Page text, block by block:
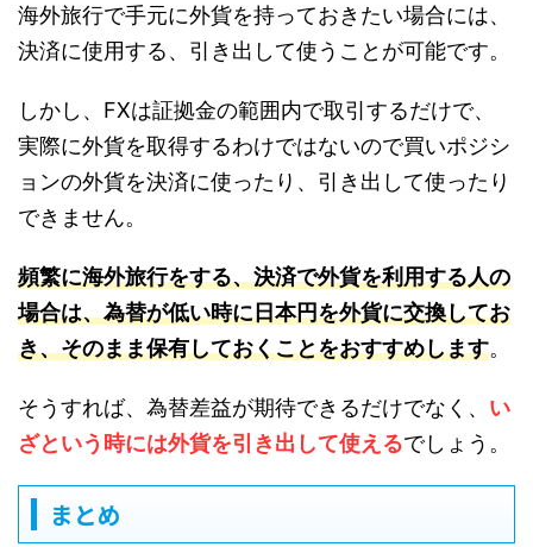
海外旅行で手元に外貨を持っておきたい場合には、
決済に使用する、引き出して使うことが可能です。
しかし、FXは証拠金の範囲内で取引するだけで、
実際に外貨を取得するわけではないので買いポジシ
ョンの外貨を決済に使ったり、引き出して使ったり
できません。
頻繁に海外旅行をする、決済で外貨を利用する人の
場合は、為替が低い時に日本円を外貨に交換してお
き、そのまま保有しておくことをおすすめします。
そうすれば、為替差益が期待できるだけでなく、 い
ざという時には外貨を引き出して使えるでしょう。
まとめ